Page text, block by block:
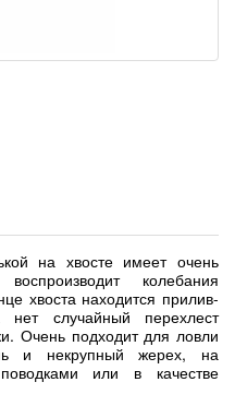
на хвосте имеет очень
колебания
хвоста находится прилив-
нет случайный перехлест
Очень подходит для ловли
и некрупный жерех, на
или в качестве